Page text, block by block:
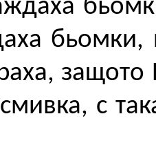
бьомки,
защото
с